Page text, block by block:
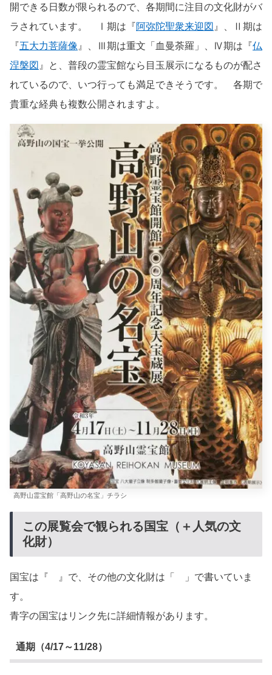
開できる日数が限られるので、各期間に注目の文化財がバ
ラされています。 Ⅰ期は『阿弥陀聖衆来迎図 』、Ⅱ期は
『五大力菩薩像 』、Ⅲ期は重文「血曼荼羅」、Ⅳ期は『仏
涅槃図 』と、普段の霊宝館なら目玉展示になるものが配さ
れているので、いつ行っても満足できそうです。 各期で
貴重な経典も複数公開されますよ。
高野山霊宝館「高野山の名宝」チラシ
この展覧会で観られる国宝（＋人気の文
化財）
国宝は『 』で、その他の文化財は「 」で書いていま
す。
青字の国宝はリンク先に詳細情報があります。
通期（4/17～11/28）